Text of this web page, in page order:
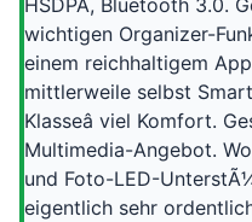
wichtigen Organizer-
einem reichhaltigem
mittlerweile selbst
Klasseâ viel Komfort.
Multimedia-Angebot.
und Foto-LED-
eigentlich sehr